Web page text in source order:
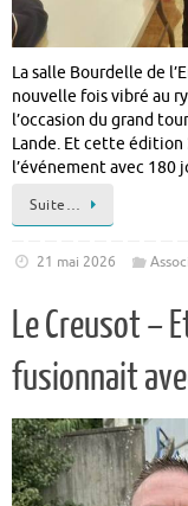
La salle Bourdelle de
nouvelle fois vibré au
l’occasion du grand
Lande. Et cette édition
l’événement avec
Suite…
21 mai 2026
Le Creusot –
fusionnait